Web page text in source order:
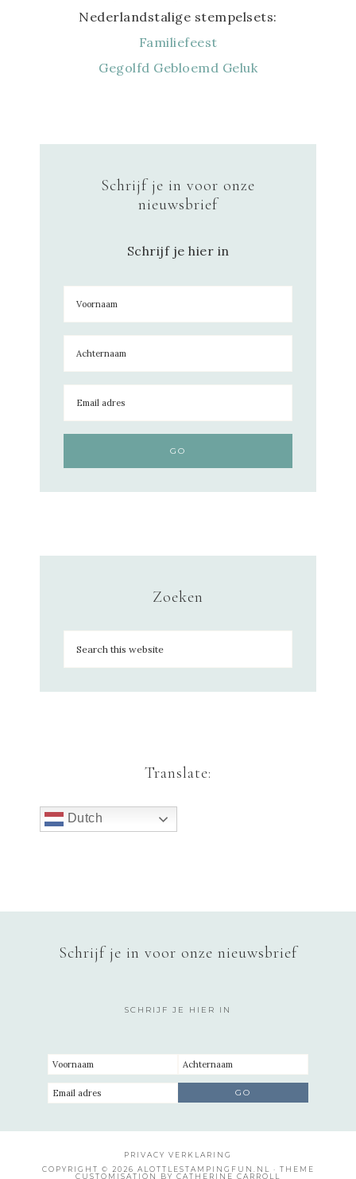
Nederlandstalige stempelsets:
Familiefeest
Gegolfd Gebloemd Geluk
Schrijf je in voor onze
nieuwsbrief
Schrijf je hier in
Zoeken
Translate:
Dutch
Schrijf je in voor onze nieuwsbrief
SCHRIJF JE HIER IN
PRIVACY VERKLARING
COPYRIGHT © 2026 ALOTTLESTAMPINGFUN.NL · THEME
CUSTOMISATION BY CATHERINE CARROLL